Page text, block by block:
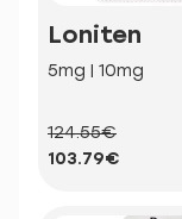
Loniten
5mg | 10mg
124.55€
103.79€